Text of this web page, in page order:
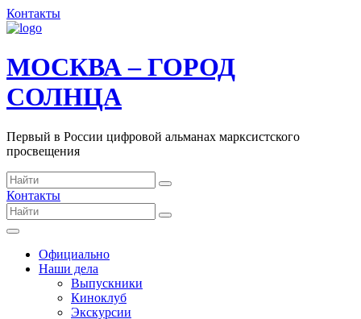
Контакты
МОСКВА – ГОРОД
СОЛНЦА
Первый в России цифровой альманах марксистского
просвещения
Контакты
Официально
Наши дела
Выпускники
Киноклуб
Экскурсии